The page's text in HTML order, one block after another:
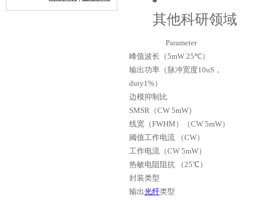
其他科研领域
Parameter
峰值波长（5mW 25℃）
输出功率（脉冲宽度10uS，
duty1%）
边模抑制比
SMSR（CW 5mW）
线宽（FWHM）（CW 5mW）
阈值工作电流 （CW）
工作电流（CW 5mW）
热敏电阻阻抗 （25℃）
封装类型
输出光纤类型